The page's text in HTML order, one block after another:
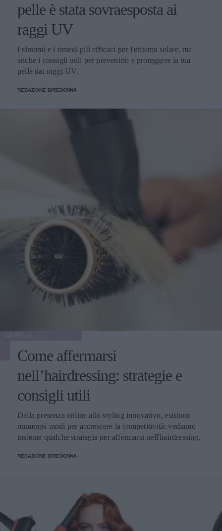
pelle è stata sovraesposta ai
raggi UV
I sintomi e i rimedi più efficaci per l'eritema solare, ma
anche i consigli utili per prevenirlo e proteggere la tua
pelle dai raggi UV.
REDAZIONE DIREDONNA
Come affermarsi
nell’hairdressing: strategie e
consigli utili
Dalla presenza online allo styling innovativo, esistono
numerosi modi per accrescere la competitività: vediamo
insieme qualche strategia per affermarsi nell'hairdressing.
REDAZIONE DIREDONNA